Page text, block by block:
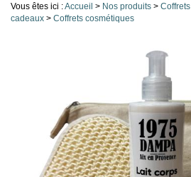
Vous êtes ici :Accueil > Nos produits > Coffrets
cadeaux > Coffrets cosmétiques